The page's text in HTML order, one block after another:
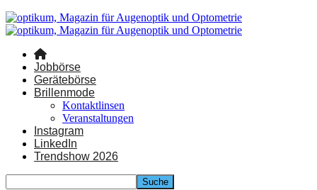
Jobbörse
Gerätebörse
Brillenmode
Kontaktlinsen
Veranstaltungen
Instagram
LinkedIn
Trendshow 2026